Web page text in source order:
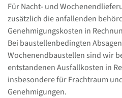
Für Nacht- und
zusätzlich die anfallenden
Genehmigungskosten in
Bei baustellenbedingten
Wochenendbaustellen sind wir
entstandenen Ausfallkosten in
insbesondere für Frachtraum
Genehmigungen.